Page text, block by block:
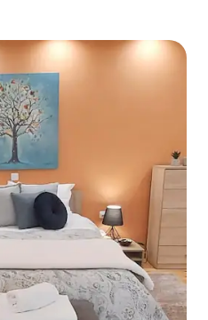
。